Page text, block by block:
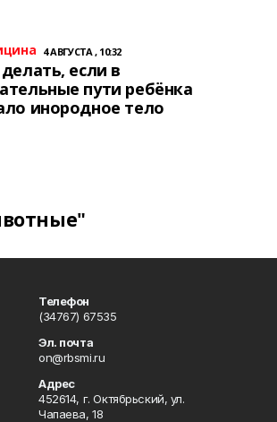
4 АВГУСТА , 10:32
если в
пути ребёнка
инородное тело
Телефон
(34767) 67535
Эл. почта
on@rbsmi.ru
Адрес
452614, г. Октябрьский, ул.
Чапаева, 18